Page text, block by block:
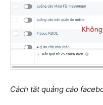
Cách tắt quảng cáo